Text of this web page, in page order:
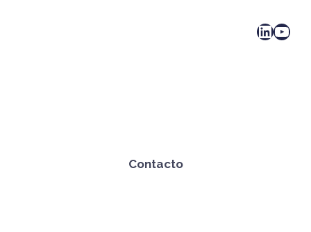
LinkedIn YouTube
Contacto